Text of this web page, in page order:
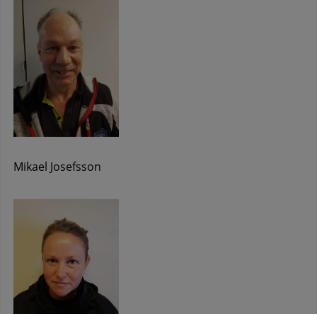
Mikael Josefsson